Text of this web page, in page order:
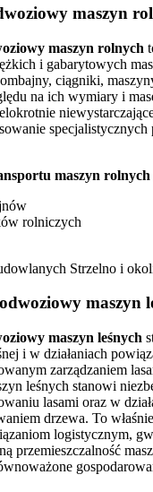
maszyn
maszyn rolnych
i gabarytowych
ciągniki,
na ich wymiary i
maszyn
rolniczych
maszyn
maszyn leśnych
i w działaniach
zarządzaniem
leśnych stanowi
lasami oraz w
drzewa. To
logistycznym,
przemieszczalność